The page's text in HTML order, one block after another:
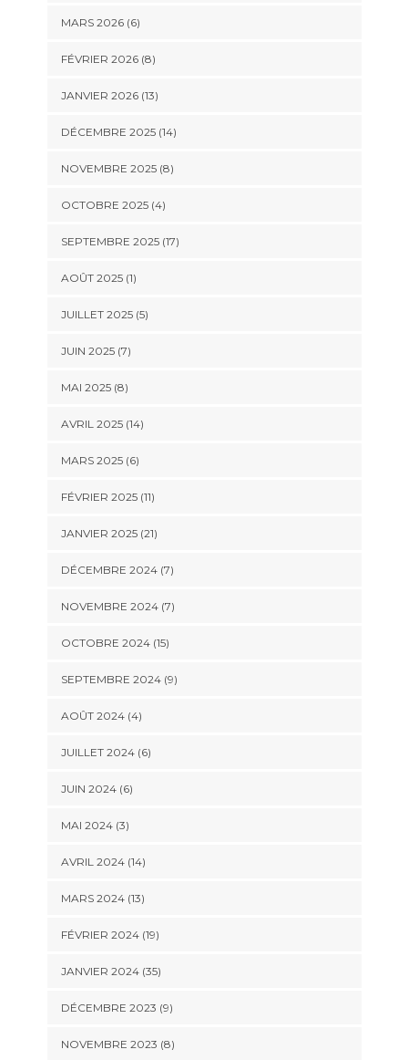
MARS 2026 (6)
FÉVRIER 2026 (8)
JANVIER 2026 (13)
DÉCEMBRE 2025 (14)
NOVEMBRE 2025 (8)
OCTOBRE 2025 (4)
SEPTEMBRE 2025 (17)
AOÛT 2025 (1)
JUILLET 2025 (5)
JUIN 2025 (7)
MAI 2025 (8)
AVRIL 2025 (14)
MARS 2025 (6)
FÉVRIER 2025 (11)
JANVIER 2025 (21)
DÉCEMBRE 2024 (7)
NOVEMBRE 2024 (7)
OCTOBRE 2024 (15)
SEPTEMBRE 2024 (9)
AOÛT 2024 (4)
JUILLET 2024 (6)
JUIN 2024 (6)
MAI 2024 (3)
AVRIL 2024 (14)
MARS 2024 (13)
FÉVRIER 2024 (19)
JANVIER 2024 (35)
DÉCEMBRE 2023 (9)
NOVEMBRE 2023 (8)